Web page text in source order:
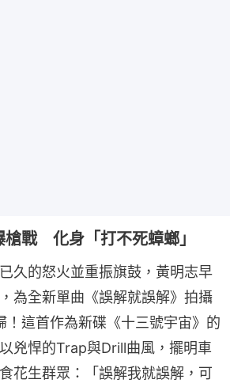
槍戰 化身「打不死蟑螂」
久的怒火並重振旗鼓，黃明志早
為全新單曲《誤解就誤解》拍攝
！這首作為新碟《十三號宇宙》的
兇悍的Trap與Drill曲風，擺明車
花生群眾：「誤解我就誤解，可